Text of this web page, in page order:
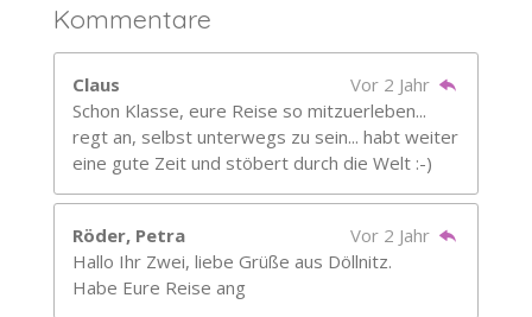
Kommentare
Claus
Vor 2 Jahr
Schon Klasse, eure Reise so mitzuerleben...
regt an, selbst unterwegs zu sein... habt weiter
eine gute Zeit und stöbert durch die Welt :-)
Röder, Petra
Vor 2 Jahr
Hallo Ihr Zwei, liebe Grüße aus Döllnitz.
Habe Eure Reise ang